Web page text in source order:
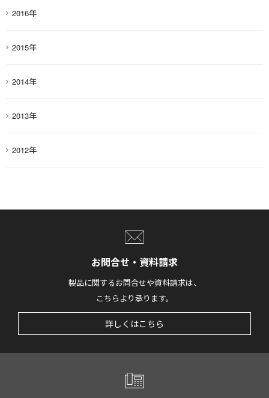
2016年
2015年
2014年
2013年
2012年
お問合せ・資料請求
製品に関するお問合せや資料請求は、
こちらより承ります。
詳しくはこちら